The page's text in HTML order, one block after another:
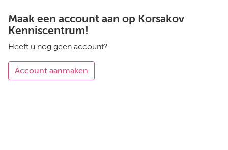
Maak een account aan op Korsakov
Kenniscentrum!
Heeft u nog geen account?
Account aanmaken